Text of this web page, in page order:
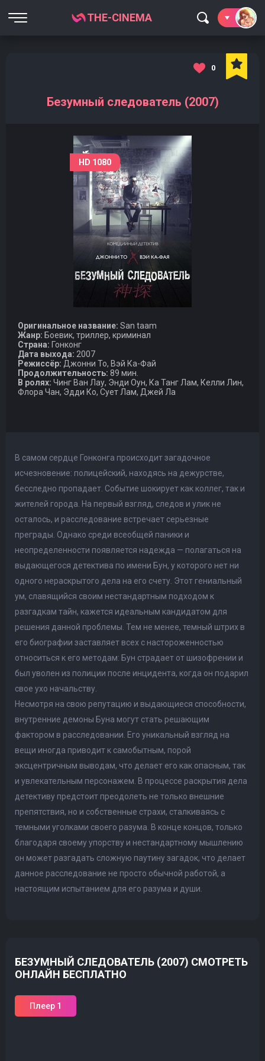
THE-CINEMA
Безумный следователь (2007)
0
HD 1080
Оригинальное название: San taam
Жанр: Боевик, триллер, криминал
Страна: Гонконг
Дата выхода: 2007
Режиссёр: Джонни То, Вэй Ка-Фай
Продолжительность: 89 мин.
В ролях: Чинг Ван Лау, Энди Оун, Ка Танг Лам, Келли Лин,
Флора Чан, Эдди Ко, Сует Лам, Джей Ла
В самом сердце Гонконга происходит загадочное
исчезновение: полицейский, находясь на дежурстве,
бесследно пропадает. Событие шокирует как коллег, так и
жителей города. На первый взгляд, следов и улик не
осталось, и расследование встречает серьезные
преграды. Однако среди всеобщей паники и
неопределенности появляется надежда — полагаться на
выдающегося детектива по имени Бун, у которого нет ни
одного нераскрытого дела на его счету. Этот гениальный
ум, славящийся своим нестандартным подходом к
разгадкам тайн, кажется идеальным кандидатом для
решения данной проблемы. Тем не менее, темный штрих в
его биографии заставляет всех с настороженностью
относиться к его методам: Бун страдает от шизофрении и
был уволен из полиции после инцидента, когда он подарил
свое ухо начальству.
Несмотря на свою репутацию и выдающиеся способности,
внутренние демоны Буна могут стать решающим
фактором в расследовании. Его уникальный взгляд на
вещи иногда приводит к самобытным, порой
эксцентричным выводам, что делает его как опасным, так
и увлекательным персонажем. В процессе раскрытия дела
детективу предстоит преодолеть не только внешние
препятствия, но и собственные страхи, сталкиваясь с
темными уголками своего разума. В конце концов, только
благодаря своему упорству и нестандартному мышлению
он может разгадать сложную паутину загадок, что делает
данное расследование не просто обычной работой, а
настоящим испытанием для его разума и души.
БЕЗУМНЫЙ СЛЕДОВАТЕЛЬ (2007) СМОТРЕТЬ
ОНЛАЙН БЕСПЛАТНО
Плеер 1